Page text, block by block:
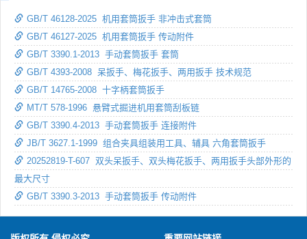
GB/T 46128-2025 机用套筒扳手 非冲击式套筒
GB/T 46127-2025 机用套筒扳手 传动附件
GB/T 3390.1-2013 手动套筒扳手 套筒
GB/T 4393-2008 呆扳手、梅花扳手、两用扳手 技术规范
GB/T 14765-2008 十字柄套筒扳手
MT/T 578-1996 悬臂式掘进机用套筒刮板链
GB/T 3390.4-2013 手动套筒扳手 连接附件
JB/T 3627.1-1999 组合夹具组装用工具、辅具 六角套筒扳手
20252819-T-607 双头呆扳手、双头梅花扳手、两用扳手头部外形的
最大尺寸
GB/T 3390.3-2013 手动套筒扳手 传动附件